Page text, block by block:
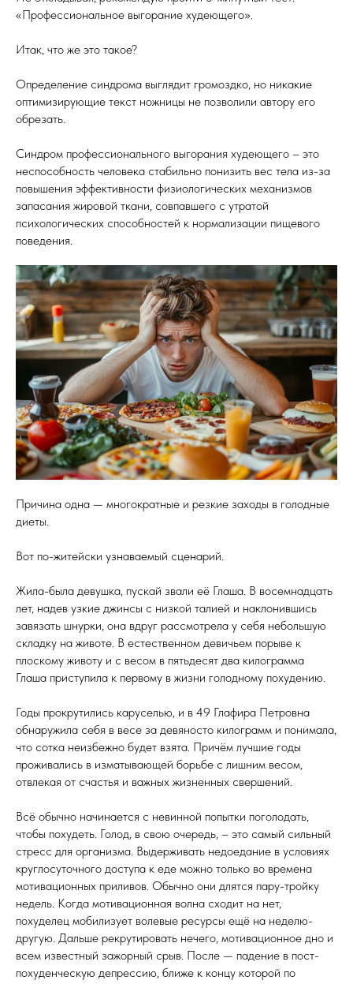
«Профессиональное выгорание худеющего».
Итак, что же это такое?
Определение синдрома выглядит громоздко, но никакие
оптимизирующие текст ножницы не позволили автору его
обрезать.
Синдром профессионального выгорания худеющего – это
неспособность человека стабильно понизить вес тела из-за
повышения эффективности физиологических механизмов
запасания жировой ткани, совпавшего с утратой
психологических способностей к нормализации пищевого
поведения.
Причина одна — многократные и резкие заходы в голодные
диеты.
Вот по-житейски узнаваемый сценарий.
Жила-была девушка, пускай звали её Глаша. В восемнадцать
лет, надев узкие джинсы с низкой талией и наклонившись
завязать шнурки, она вдруг рассмотрела у себя небольшую
складку на животе. В естественном девичьем порыве к
плоскому животу и с весом в пятьдесят два килограмма
Глаша приступила к первому в жизни голодному похудению.
Годы прокрутились каруселью, и в 49 Глафира Петровна
обнаружила себя в весе за девяносто килограмм и понимала,
что сотка неизбежно будет взята. Причём лучшие годы
проживались в изматывающей борьбе с лишним весом,
отвлекая от счастья и важных жизненных свершений.
Всё обычно начинается с невинной попытки поголодать,
чтобы похудеть. Голод, в свою очередь, – это самый сильный
стресс для организма. Выдерживать недоедание в условиях
круглосуточного доступа к еде можно только во времена
мотивационных приливов. Обычно они длятся пару-тройку
недель. Когда мотивационная волна сходит на нет,
похуделец мобилизует волевые ресурсы ещё на неделю-
другую. Дальше рекрутировать нечего, мотивационное дно и
всем известный зажорный срыв. После — падение в пост-
похуденческую депрессию, ближе к концу которой по